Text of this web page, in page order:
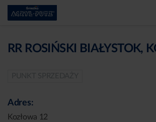
RR ROSIŃSKI BIAŁYSTOK,
Adres:
Kozłowa 12